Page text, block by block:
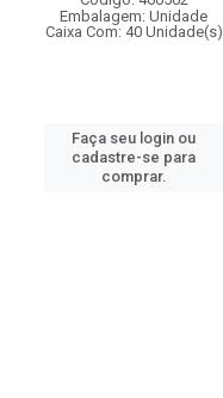
Embalagem: Unidade
Caixa Com: 40 Unidade(s)
Faça seu login ou
cadastre-se para
comprar.